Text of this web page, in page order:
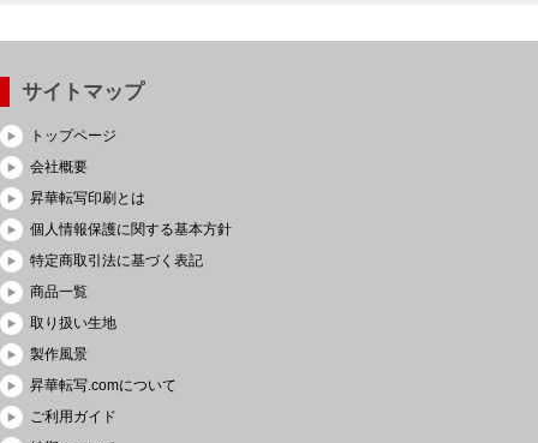
サイトマップ
トップページ
会社概要
昇華転写印刷とは
個人情報保護に関する基本方針
特定商取引法に基づく表記
商品一覧
取り扱い生地
製作風景
昇華転写.comについて
ご利用ガイド